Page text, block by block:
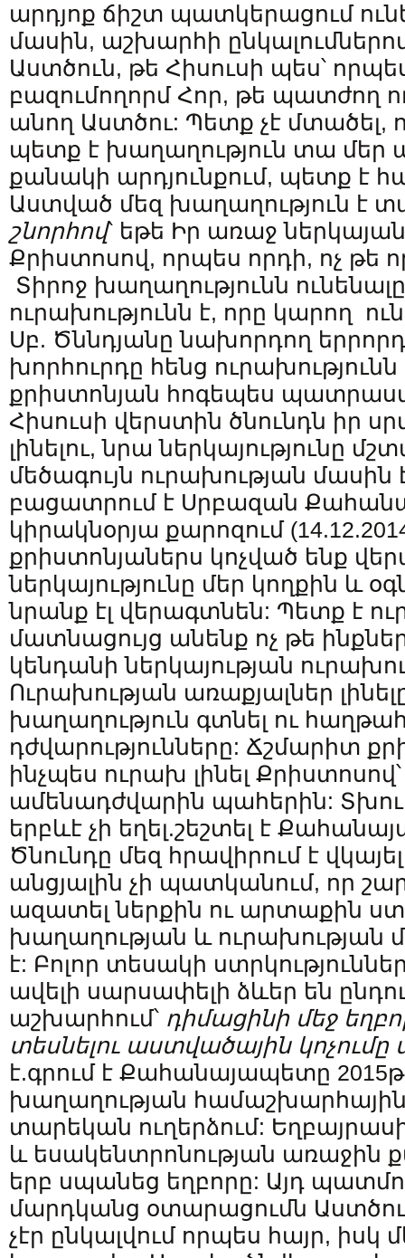
արդյոք ճիշտ պատկերացում
մասին, աշխարհի
Աստծուն, թե Հիսուսի պես՝
բազումողորմ Հոր, թե պատժող
անող Աստծու: Պետք չէ մտածել,
պետք է խաղաղություն տա մեր
քանակի արդյունքում, պետք է
Աստված մեզ խաղաղություն է
շնորհով՝ եթե Իր առաջ
Քրիստոսով, որպես որդի, ոչ թե
Տիրոջ խաղաղությունն
ուրախությունն է, որը կարող
Սբ. Ծննդյանը նախորդող
խորհուրդը հենց ուրախությունն
քրիստոնյան հոգեպես
Հիսուսի վերստին ծնունդն իր
լինելու, նրա ներկայությունը
մեծագույն ուրախության մասին
բացատրում է Սրբազան
կիրակնօրյա քարոզում
քրիստոնյաներս կոչված ենք
ներկայությունը մեր կողքին և
նրանք էլ վերագտնեն: Պետք է
մատնացույց անենք ոչ թե
կենդանի ներկայության
Ուրախության առաքյալներ
խաղաղություն գտնել ու
դժվարությունները: Ճշմարիտ
ինչպես ուրախ լինել Քրիստոսով՝
ամենադժվարին պահերին:
երբևէ չի եղել.շեշտել է
Ծնունդը մեզ հրավիրում է
անցյալին չի պատկանում, որ
ազատել ներքին ու արտաքին
խաղաղության և ուրախության
է: Բոլոր տեսակի
ավելի սարսափելի ձևեր են
աշխարհում՝ դիմացինի մեջ
տեսնելու աստվածային կոչումը
է.գրում է Քահանայապետը
խաղաղության
տարեկան ուղերձում:
և եսակենտրոնության առաջին
երբ սպանեց եղբորը: Այդ
մարդկանց օտարացումն
չէր ընկալվում որպես հայր, իսկ